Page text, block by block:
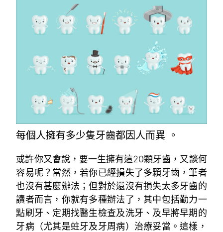
每個人擁有多少隻牙齒都因人而異 。
或許你又會說，要一生擁有這20顆牙齒，又談何
容易呢？當然，若你已經損失了多顆牙齒，筆者
也沒有甚麼辦法；但對於還沒有損失太多牙齒的
讀者而言，你就有多種辦法了，其中包括勤力一
點刷牙、定期找醫生檢查及洗牙、及早將早期的
牙病（尤其是蛀牙及牙周病）治療妥當。這樣，